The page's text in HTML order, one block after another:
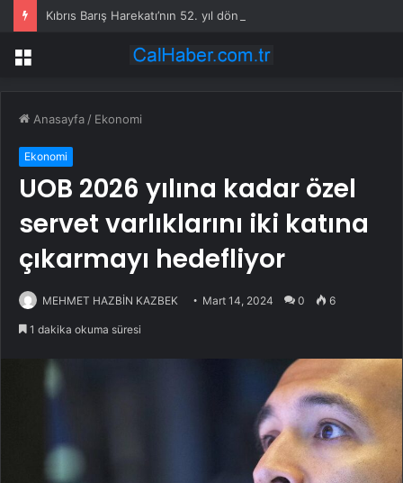
Menü
Anasayfa / Ekonomi
Ekonomi
UOB 2026 yılına kadar özel
servet varlıklarını iki katına
çıkarmayı hedefliyor
MEHMET HAZBİN KAZBEK Mart 14, 2024 0 6
1 dakika okuma süresi